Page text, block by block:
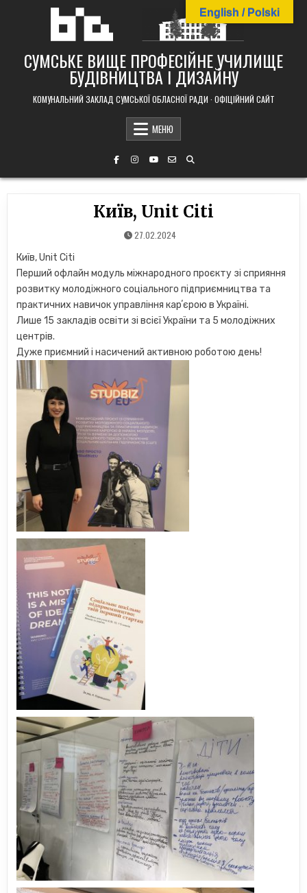
СУМСЬКЕ ВИЩЕ ПРОФЕСІЙНЕ УЧИЛИЩЕ
БУДІВНИЦТВА І ДИЗАЙНУ
КОМУНАЛЬНИЙ ЗАКЛАД СУМСЬКОЇ ОБЛАСНОЇ РАДИ · ОФІЦІЙНИЙ САЙТ
МЕНЮ
Київ, Unit Citi
27.02.2024
Київ, Unit Citi
Перший офлайн модуль міжнародного проєкту зі сприяння
розвитку молодіжного соціального підприємництва та
практичних навичок управління карʼєрою в Україні.
Лише 15 закладів освіти зі всієї України та 5 молодіжних
центрів.
Дуже приємний і насичений активною роботою день!
English / Polski